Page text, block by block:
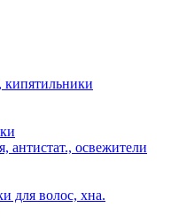
кипятильники
антистат., освежители
для волос, хна.